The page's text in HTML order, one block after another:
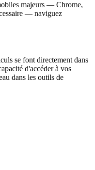
majeurs — Chrome,
— naviguez
se font directement dans
d'accéder à vos
dans les outils de